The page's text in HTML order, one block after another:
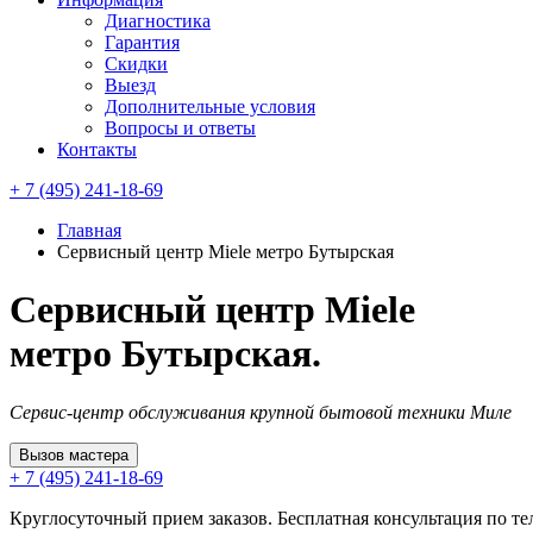
Диагностика
Гарантия
Скидки
Выезд
Дополнительные условия
Вопросы и ответы
Контакты
+ 7 (495) 241-18-69
Главная
Сервисный центр Miele метро Бутырская
Сервисный центр Miele
метро Бутырская.
Сервис-центр обслуживания крупной бытовой техники Миле
Вызов мастера
+ 7 (495) 241-18-69
Круглосуточный прием заказов. Бесплатная консультация по